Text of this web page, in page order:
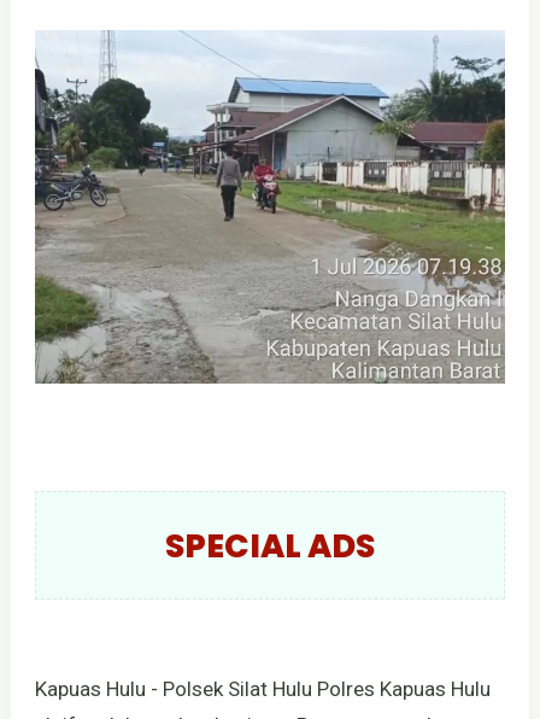
SPECIAL ADS
Kapuas Hulu - Polsek Silat Hulu Polres Kapuas Hulu